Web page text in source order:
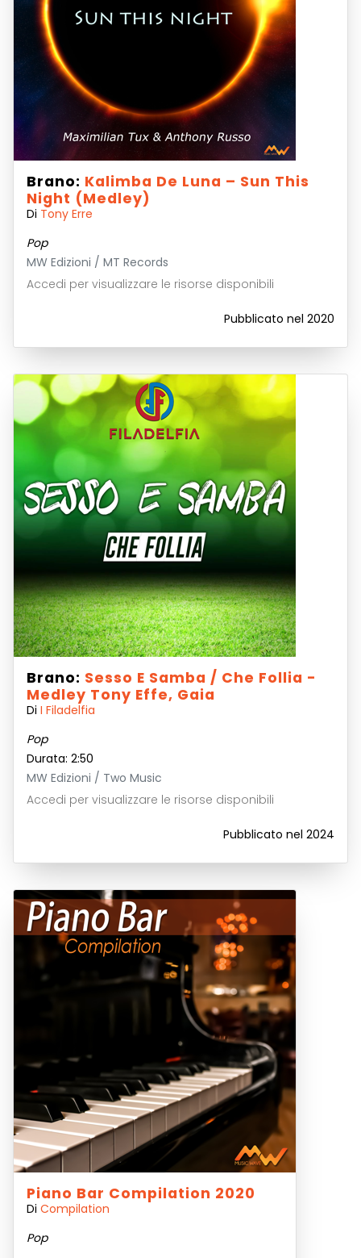
Brano: Kalimba De Luna – Sun This
Night (Medley)
Di Tony Erre
Pop
MW Edizioni / MT Records
Accedi per visualizzare le risorse disponibili
Pubblicato nel 2020
Brano: Sesso E Samba / Che Follia -
Medley Tony Effe, Gaia
Di I Filadelfia
Pop
Durata: 2:50
MW Edizioni / Two Music
Accedi per visualizzare le risorse disponibili
Pubblicato nel 2024
Piano Bar Compilation 2020
Di Compilation
Pop